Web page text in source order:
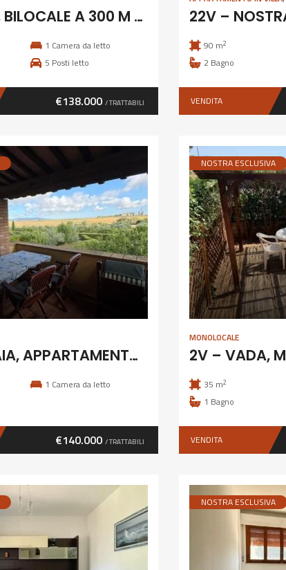
15V – VADA, BILOCALE A 300 M DAL MARE
1 Camera da letto
5 Posti letto
€138.000 / TRATTABILI
90 m2
2 Bagno
VENDITA
24V – POMAIA, APPARTAMENTO IN COLONICA
1 Camera da letto
€140.000 / TRATTABILI
NOSTRA ESCLUSIVA
MONOLOCALE
35 m2
1 Bagno
VENDITA
NOSTRA ESCLUSIVA